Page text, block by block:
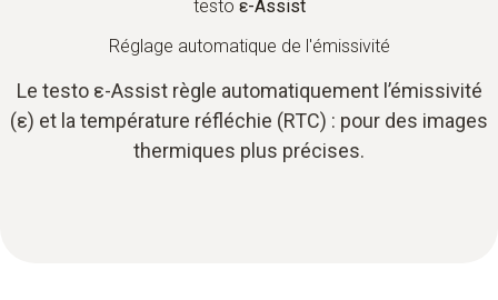
testo ε-Assist
Réglage automatique de l'émissivité
Le testo ε-Assist règle automatiquement l’émissivité
(ε) et la température réfléchie (RTC) : pour des images
thermiques plus précises.